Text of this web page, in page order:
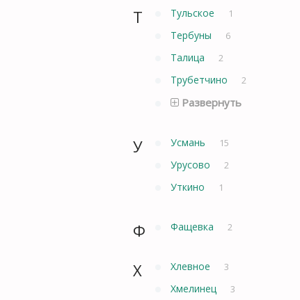
Т Тульское 1
Тербуны 6
Талица 2
Трубетчино 2
Развернуть
У Усмань 15
Урусово 2
Уткино 1
Ф Фащевка 2
Х Хлевное 3
Хмелинец 3